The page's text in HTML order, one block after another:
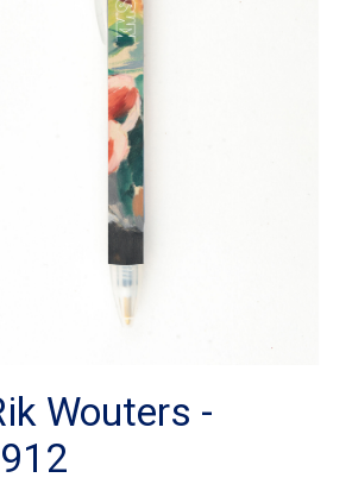
Wouters -